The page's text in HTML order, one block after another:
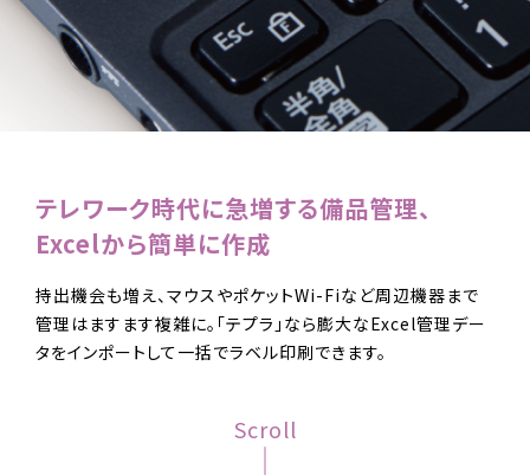
テレワーク時代に急増する備品管理、
Excelから簡単に作成
持出機会も増え、マウスやポケットWi-Fiなど周辺機器まで
管理はますます複雑に。「テプラ」なら膨大なExcel管理デー
タをインポートして一括でラベル印刷できます。
Scroll